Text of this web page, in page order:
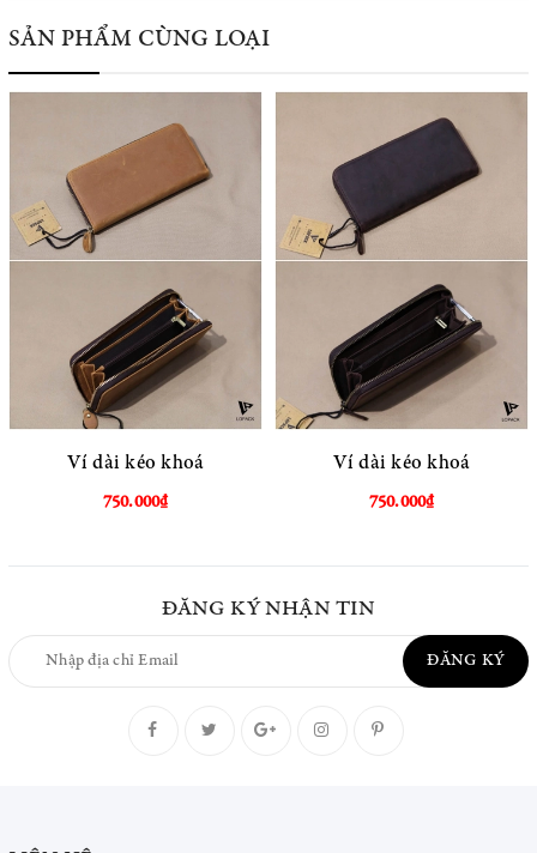
SẢN PHẨM CÙNG LOẠI
Ví dài kéo khoá
750.000₫
Ví dài kéo khoá
750.000₫
ĐĂNG KÝ NHẬN TIN
ĐĂNG KÝ